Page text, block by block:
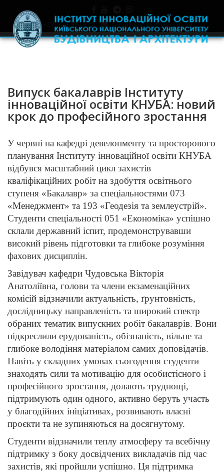
+380445971977 skrynka.doviry@iino.in.ua
Випуск бакалаврів Інституту
інноваційної освіти КНУБА: новий
крок до професійного зростання
У червні на кафедрі девелопменту та просторового
планування Інституту інноваційної освіти КНУБА
відбувся масштабний цикл захистів
кваліфікаційних робіт на здобуття освітнього
ступеня «Бакалавр» за спеціальностями 073
«Менеджмент» та 193 «Геодезія та землеустрій».
Студенти спеціальності 051 «Економіка» успішно
склали державний іспит, продемонструвавши
високий рівень підготовки та глибоке розуміння
фахових дисциплін.
Завідувач кафедри Чудовська Вікторія
Анатоліївна, голови та члени екзаменаційних
комісій відзначили актуальність, ґрунтовність,
дослідницьку направленість та широкий спектр
обраних тематик випускних робіт бакалаврів. Вони
підкреслили ерудованість, обізнаність, вільне та
глибоке володіння матеріалом самих доповідачів.
Навіть у складних умовах сьогодення студенти
знаходять сили та мотивацію для особистісного і
професійного зростання, долають труднощі,
підтримують один одного, активно беруть участь
у благодійних ініціативах, розвивають власні
проєкти та не зупиняються на досягнутому.
Студенти відзначили теплу атмосферу та всебічну
підтримку з боку досвідчених викладачів під час
захистів, які пройшли успішно. Ця підтримка